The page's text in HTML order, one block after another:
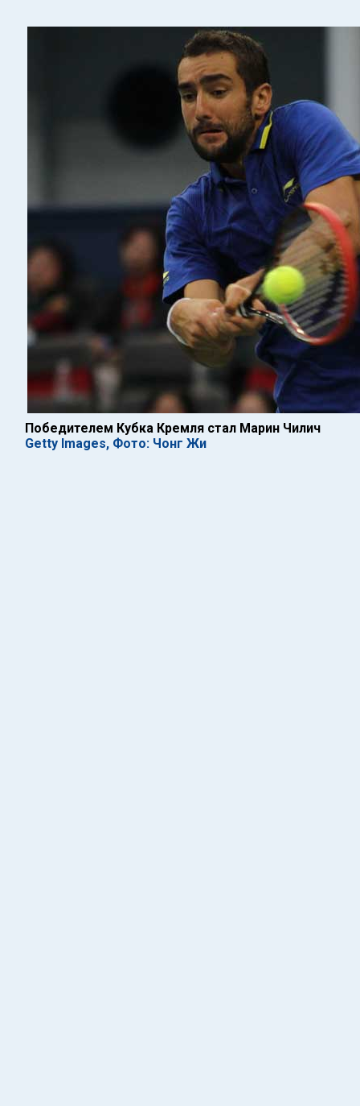
Победителем Кубка Кремля стал Марин Чилич
Getty Images, Фото: Чонг Жи